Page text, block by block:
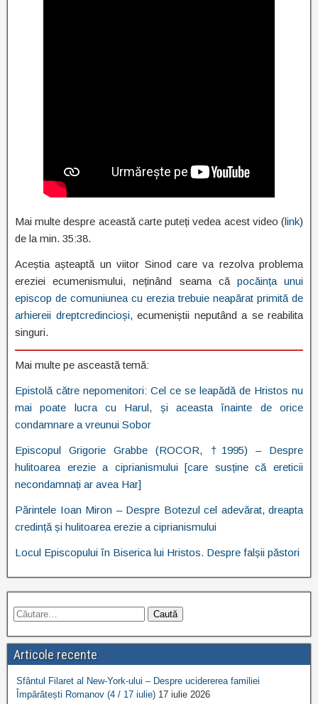
Mai multe despre această carte puteți vedea acest video (link)
de la min. 35:38.
Aceștia așteaptă un viitor Sinod care va rezolva problema
ereziei ecumenismului, neținând seama că pocăința unui
episcop de comuniunea cu erezia trebuie neapărat primită de
arhiereii dreptcredincioși, ecumeniștii neputând a se reabilita
singuri.
Mai multe pe asceastă temă:
Epistolă către nepomenitori: Cel ce se leapădă de Hristos nu
mai poate lucra cu Harul, și aceasta înainte de orice
condamnare a vreunui Sobor
Episcopul Grigorie Grabbe (ROCOR, †1995) – Despre
hulitoarea erezie a ciprianismului [care susține că ereticii
necondamnați ar avea Har]
Părintele Ioan Miron – Despre Botezul cel adevărat, dreapta
credință și hulitoarea erezie a ciprianismului
Locul Episcopului în Biserica lui Hristos. Despre falșii păstori
Articole recente
Sfântul Filaret al New-York-ului – Despre ucidererea familiei
Împărătești Romanov (4 / 17 iulie) 17 iulie 2026